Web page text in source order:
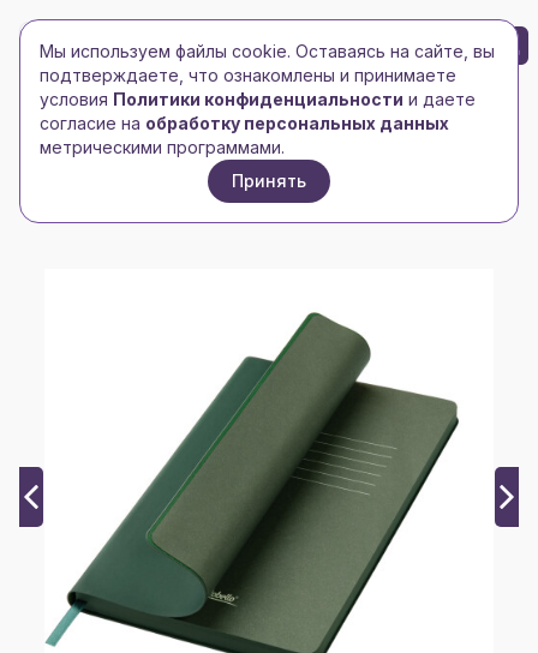
Toggle navigation
Toggle navigation
БРЕНД-ЛОГО 0
Главная/Ежедневники и блокноты/
Ежедневник недатированный
Ежедневник Латте софт-тач (Latte soft touch)
недатированный, зеленый
Мы используем файлы cookie. Оставаясь на сайте, вы
подтверждаете, что ознакомлены и принимаете
условия Политики конфиденциальности и даете
согласие на обработку персональных данных
метрическими программами.
Принять